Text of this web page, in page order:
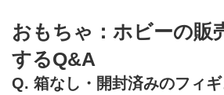
おもちゃ：ホビーの販
するQ&A
Q. 箱なし・開封済みのフィ